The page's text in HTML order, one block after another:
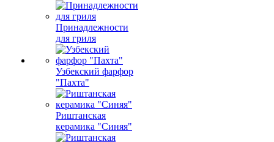
Принадлежности
для гриля
Узбекский фарфор
"Пахта"
Риштанская
керамика "Синяя"